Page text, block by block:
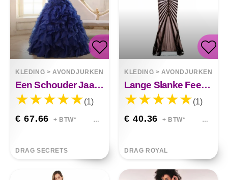
KLEDING >AVONDJURKEN
Een Schouder Jaarlijkse Feestavondjurk Lang Toneelkostuum Bladerdeeg Rok
(1)
€ 67.66 + BTW*
DRAG SECRETS
KLEDING >AVONDJURKEN
Lange Slanke Feestjurk Met Lovertjes En Fishtail-zoom Lennon
(1)
€ 40.36 + BTW*
DRAG ROYAL